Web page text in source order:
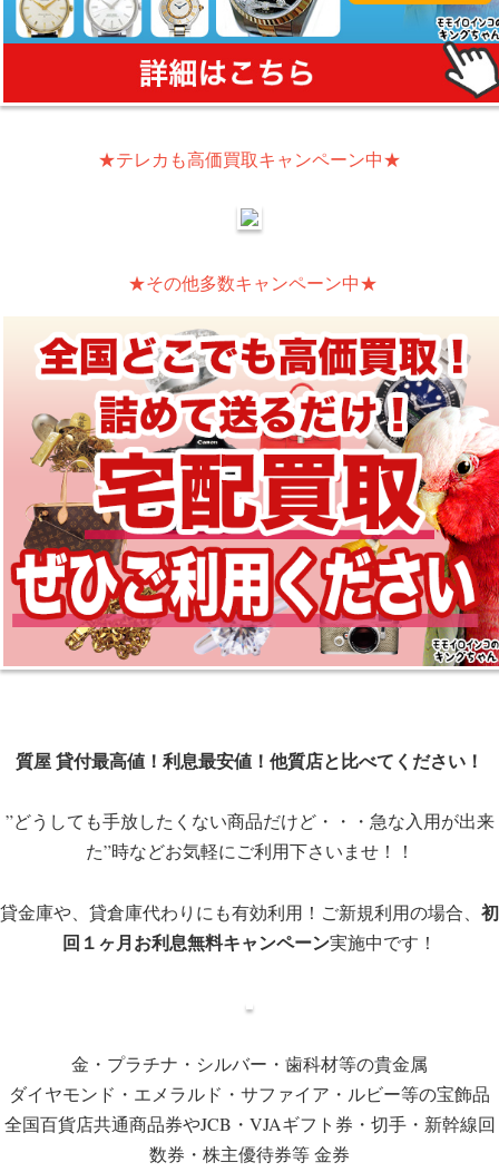
★テレカも高価買取キャンペーン中★
★その他多数キャンペーン中★
質屋 貸付最高値！利息最安値！他質店と比べてください！
”どうしても手放したくない商品だけど・・・急な入用が出来
た”時などお気軽にご利用下さいませ！！
貸金庫や、貸倉庫代わりにも有効利用！ご新規利用の場合、 初
回１ヶ月お利息無料キャンペーン実施中です！
金・プラチナ・シルバー・歯科材等の貴金属
ダイヤモンド・エメラルド・サファイア・ルビー等の宝飾品
全国百貨店共通商品券やJCB・VJAギフト券・切手・新幹線回
数券・株主優待券等 金券